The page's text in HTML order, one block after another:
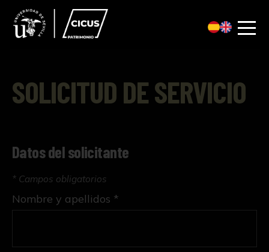
SOLICITUD DE SERVICIO
Datos del solicitante
* Campos obligatorios
Nombre y apellidos *